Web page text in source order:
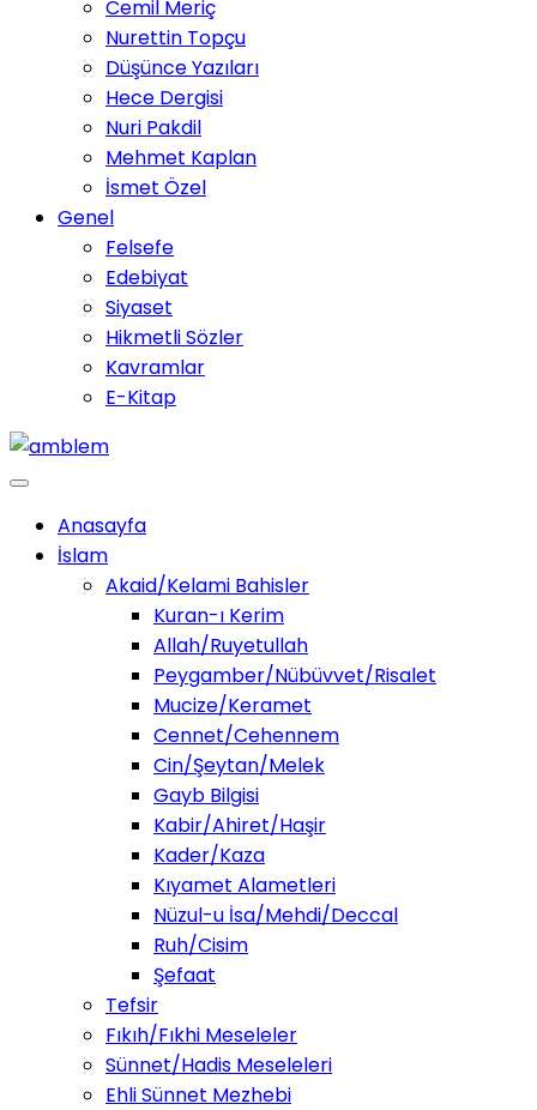
Cemil Meriç
Nurettin Topçu
Düşünce Yazıları
Hece Dergisi
Nuri Pakdil
Mehmet Kaplan
İsmet Özel
Genel
Felsefe
Edebiyat
Siyaset
Hikmetli Sözler
Kavramlar
E-Kitap
Anasayfa
İslam
Akaid/Kelami Bahisler
Kuran-ı Kerim
Allah/Ruyetullah
Peygamber/Nübüvvet/Risalet
Mucize/Keramet
Cennet/Cehennem
Cin/Şeytan/Melek
Gayb Bilgisi
Kabir/Ahiret/Haşir
Kader/Kaza
Kıyamet Alametleri
Nüzul-u İsa/Mehdi/Deccal
Ruh/Cisim
Şefaat
Tefsir
Fıkıh/Fıkhi Meseleler
Sünnet/Hadis Meseleleri
Ehli Sünnet Mezhebi